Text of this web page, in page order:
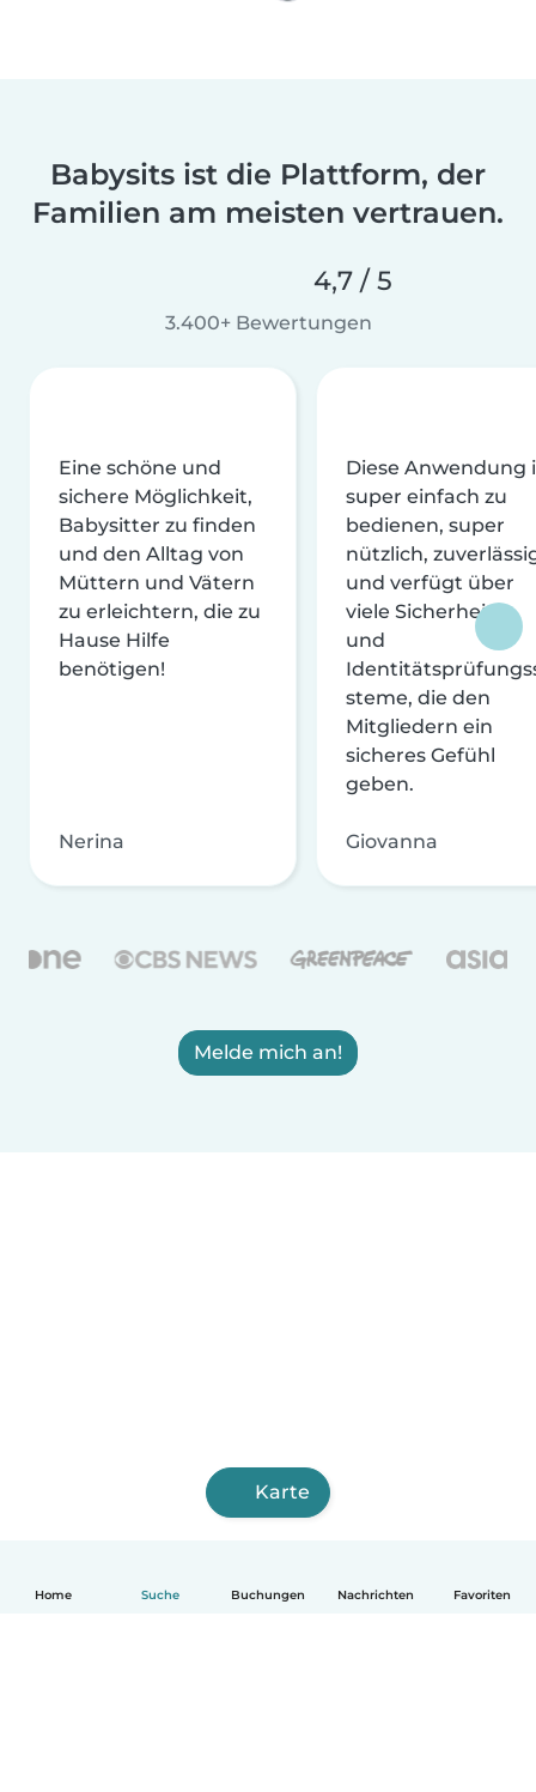
Home Suche Buchungen Nachrichten Favoriten
Babysits ist die Plattform, der
Familien am meisten vertrauen.
4,7 / 5
3.400+ Bewertungen
Eine schöne und
sichere Möglichkeit,
Babysitter zu finden
und den Alltag von
Müttern und Vätern
zu erleichtern, die zu
Hause Hilfe
benötigen!
Nerina
Diese Anwendung
super einfach zu
bedienen, super
nützlich,
und verfügt über
viele Sicherheits-
und
steme, die den
Mitgliedern ein
sicheres Gefühl
geben.
Giovanna
Melde mich an!
Karte